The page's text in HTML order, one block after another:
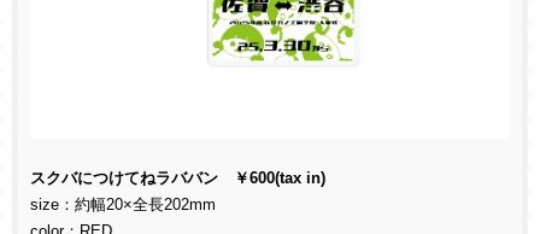
スクバにつけてねラババン ￥600(tax in)
size：約幅20×全長202mm